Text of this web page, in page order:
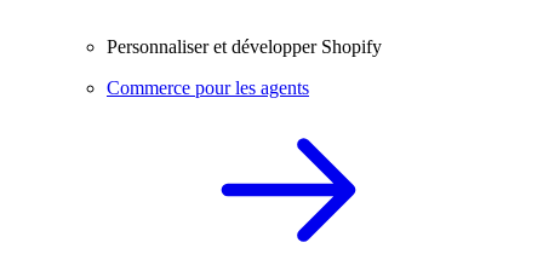
Personnaliser et développer Shopify
Commerce pour les agents